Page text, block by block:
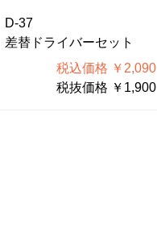
D-37
差替ドライバーセット
税込価格 ￥2,090
税抜価格 ￥1,900